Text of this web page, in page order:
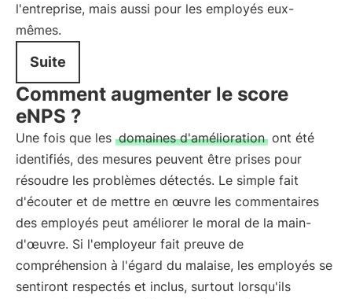
l'entreprise, mais aussi pour les employés eux-
mêmes.
Suite
Comment augmenter le score
eNPS ?
Une fois que les domaines d'amélioration ont été
identifiés, des mesures peuvent être prises pour
résoudre les problèmes détectés. Le simple fait
d'écouter et de mettre en œuvre les commentaires
des employés peut améliorer le moral de la main-
d'œuvre. Si l'employeur fait preuve de
compréhension à l'égard du malaise, les employés se
sentiront respectés et inclus, surtout lorsqu'ils